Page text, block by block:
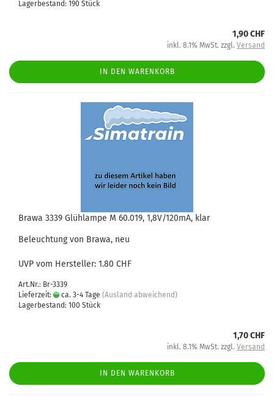
Lagerbestand: 190 Stück
1,90 CHF
inkl. 8.1% MwSt. zzgl. Versand
IN DEN WARENKORB
Brawa 3339 Glühlampe M 60.019, 1,8V/120mA, klar
Beleuchtung von Brawa, neu
UVP vom Hersteller: 1.80 CHF
Art.Nr.: Br-3339
Lieferzeit:
ca. 3-4 Tage (Ausland abweichend)
Lagerbestand: 100 Stück
1,70 CHF
inkl. 8.1% MwSt. zzgl. Versand
IN DEN WARENKORB